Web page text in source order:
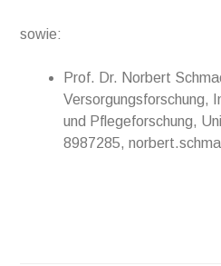
sowie:
Prof. Dr. Norbert
Versorgungsforschung,
und Pflegeforschung,
8987285,